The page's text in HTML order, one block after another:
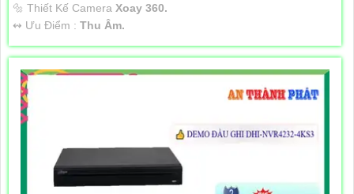
🔩 Thiết Kế Camera Xoay 360.
️↭ Ưu Điểm : Thu Âm.